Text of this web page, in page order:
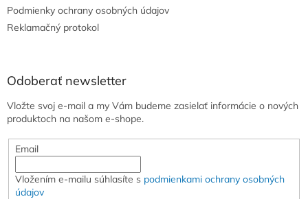
Podmienky ochrany osobných údajov
Reklamačný protokol
Odoberať newsletter
Vložte svoj e-mail a my Vám budeme zasielať informácie o nových
produktoch na našom e-shope.
Email
Vložením e-mailu súhlasíte s podmienkami ochrany osobných
údajov